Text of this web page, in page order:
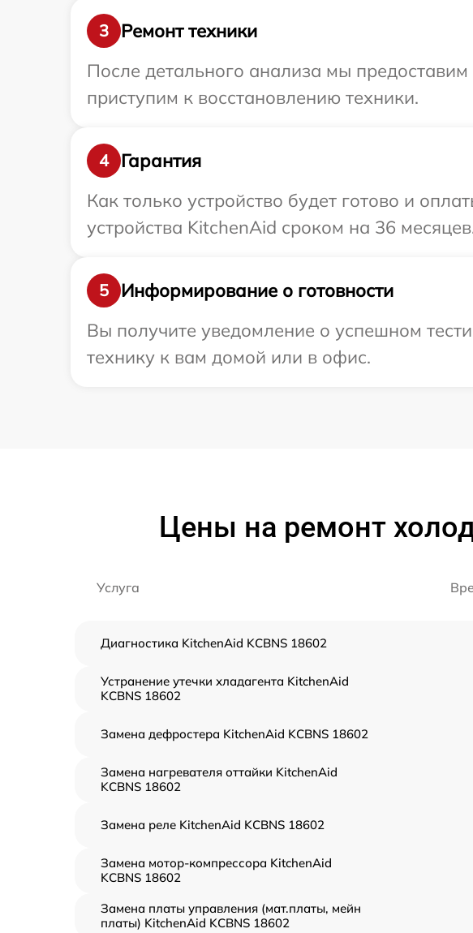
3
Ремонт техники
После детального анализа мы
приступим к восстановлению техники.
4
Гарантия
Как только устройство будет готово и
устройства KitchenAid сроком на 36
5
Информирование о готовности
Вы получите уведомление о успешном
технику к вам домой или в офис.
Цены на ремонт
Услуга
Диагностика KitchenAid KCBNS 18602
Устранение утечки хладагента KitchenAid
KCBNS 18602
Замена дефростера KitchenAid KCBNS 18602
Замена нагревателя оттайки KitchenAid
KCBNS 18602
Замена реле KitchenAid KCBNS 18602
Замена мотор-компрессора KitchenAid
KCBNS 18602
Замена платы управления (мат.платы, мейн
платы) KitchenAid KCBNS 18602